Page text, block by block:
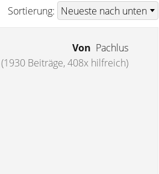
Sortierung:
Von Pachlus
(1930 Beiträge, 408x hilfreich)